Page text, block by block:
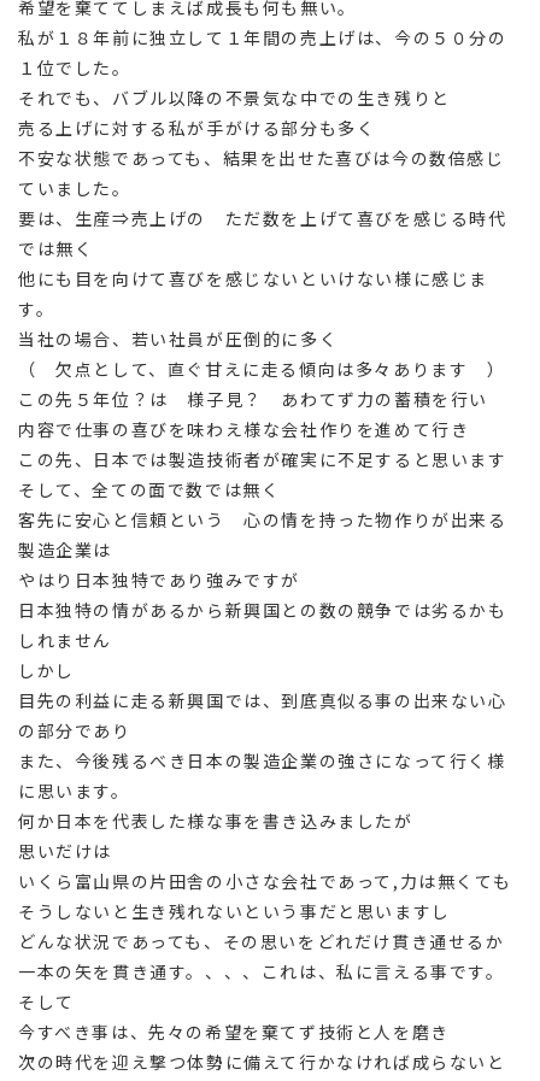
希望を棄ててしまえば成長も何も無い。
私が１８年前に独立して１年間の売上げは、今の５０分の
１位でした。
それでも、バブル以降の不景気な中での生き残りと
売る上げに対する私が手がける部分も多く
不安な状態であっても、結果を出せた喜びは今の数倍感じ
ていました。
要は、生産⇒売上げの ただ数を上げて喜びを感じる時代
では無く
他にも目を向けて喜びを感じないといけない様に感じま
す。
当社の場合、若い社員が圧倒的に多く
（ 欠点として、直ぐ甘えに走る傾向は多々あります ）
この先５年位？は 様子見？ あわてず力の蓄積を行い
内容で仕事の喜びを味わえ様な会社作りを進めて行き
この先、日本では製造技術者が確実に不足すると思います
そして、全ての面で数では無く
客先に安心と信頼という 心の情を持った物作りが出来る
製造企業は
やはり日本独特であり強みですが
日本独特の情があるから新興国との数の競争では劣るかも
しれません
しかし
目先の利益に走る新興国では、到底真似る事の出来ない心
の部分であり
また、今後残るべき日本の製造企業の強さになって行く様
に思います。
何か日本を代表した様な事を書き込みましたが
思いだけは
いくら富山県の片田舎の小さな会社であって,力は無くても
そうしないと生き残れないという事だと思いますし
どんな状況であっても、その思いをどれだけ貫き通せるか
一本の矢を貫き通す。、、、これは、私に言える事です。
そして
今すべき事は、先々の希望を棄てず技術と人を磨き
次の時代を迎え撃つ体勢に備えて行かなければ成らないと